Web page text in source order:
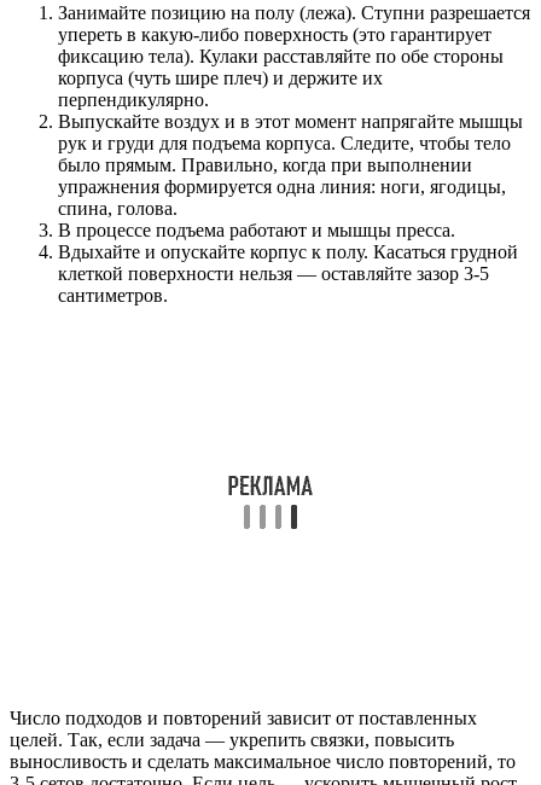
Занимайте позицию на полу (лежа). Ступни разрешается
упереть в какую-либо поверхность (это гарантирует
фиксацию тела). Кулаки расставляйте по обе стороны
корпуса (чуть шире плеч) и держите их
перпендикулярно.
Выпускайте воздух и в этот момент напрягайте мышцы
рук и груди для подъема корпуса. Следите, чтобы тело
было прямым. Правильно, когда при выполнении
упражнения формируется одна линия: ноги, ягодицы,
спина, голова.
В процессе подъема работают и мышцы пресса.
Вдыхайте и опускайте корпус к полу. Касаться грудной
клеткой поверхности нельзя — оставляйте зазор 3-5
сантиметров.
Число подходов и повторений зависит от поставленных
целей. Так, если задача — укрепить связки, повысить
выносливость и сделать максимальное число повторений, то